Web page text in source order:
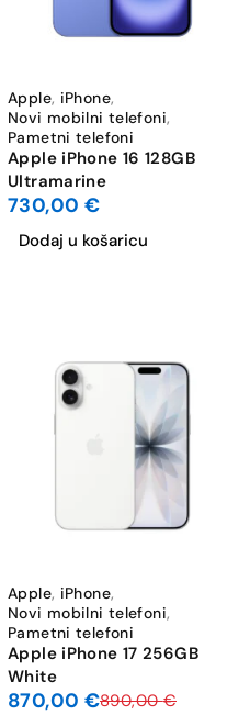
Apple, iPhone,
Novi mobilni telefoni,
Pametni telefoni
Apple iPhone 16 128GB
Ultramarine
730,00 €
Dodaj u košaricu
Apple, iPhone,
Novi mobilni telefoni,
Pametni telefoni
Apple iPhone 17 256GB
White
890,00€
870,00 €